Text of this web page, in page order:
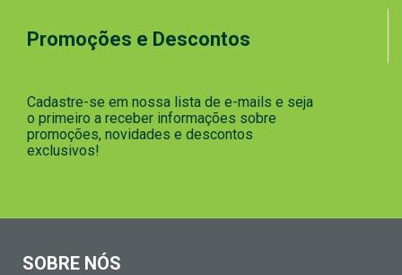
Promoções e Descontos
Cadastre-se em nossa lista de e-mails e seja
o primeiro a receber informações sobre
promoções, novidades e descontos
exclusivos!
SOBRE NÓS